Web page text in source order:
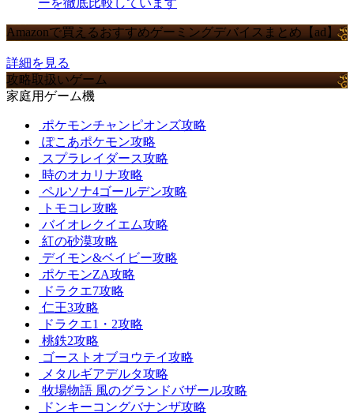
ーを徹底比較しています
Amazonで買えるおすすめゲーミングデバイスまとめ【ad】
詳細を見る
攻略取扱いゲーム
家庭用ゲーム機
ポケモンチャンピオンズ攻略
ぽこあポケモン攻略
スプラレイダース攻略
時のオカリナ攻略
ペルソナ4ゴールデン攻略
トモコレ攻略
バイオレクイエム攻略
紅の砂漠攻略
デイモン&ベイビー攻略
ポケモンZA攻略
ドラクエ7攻略
仁王3攻略
ドラクエ1・2攻略
桃鉄2攻略
ゴーストオブヨウテイ攻略
メタルギアデルタ攻略
牧場物語 風のグランドバザール攻略
ドンキーコングバナンザ攻略